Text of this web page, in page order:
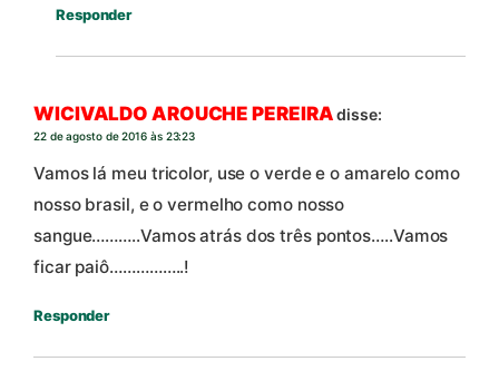
Responder
WICIVALDO AROUCHE PEREIRA disse:
22 de agosto de 2016 às 23:23
Vamos lá meu tricolor, use o verde e o amarelo como
nosso brasil, e o vermelho como nosso
sangue………..Vamos atrás dos três pontos…..Vamos
ficar paiô……………..!
Responder